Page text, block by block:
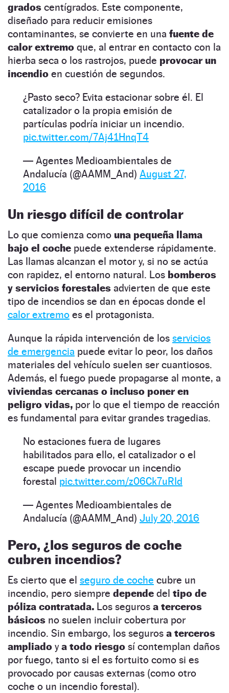
grados centígrados. Este componente,
diseñado para reducir emisiones
contaminantes, se convierte en una fuente de
calor extremo que, al entrar en contacto con la
hierba seca o los rastrojos, puede provocar un
incendio en cuestión de segundos.
¿Pasto seco? Evita estacionar sobre él. El
catalizador o la propia emisión de
partículas podría iniciar un incendio.
pic.twitter.com/7Aj41HnqT4
— Agentes Medioambientales de
Andalucía (@AAMM_And) August 27,
2016
Un riesgo difícil de controlar
Lo que comienza como una pequeña llama
bajo el coche puede extenderse rápidamente.
Las llamas alcanzan el motor y, si no se actúa
con rapidez, el entorno natural. Los bomberos
y servicios forestales advierten de que este
tipo de incendios se dan en épocas donde el
calor extremo es el protagonista.
Aunque la rápida intervención de los servicios
de emergencia puede evitar lo peor, los daños
materiales del vehículo suelen ser cuantiosos.
Además, el fuego puede propagarse al monte, a
viviendas cercanas o incluso poner en
peligro vidas, por lo que el tiempo de reacción
es fundamental para evitar grandes tragedias.
No estaciones fuera de lugares
habilitados para ello, el catalizador o el
escape puede provocar un incendio
forestal pic.twitter.com/z06Ck7uRId
— Agentes Medioambientales de
Andalucía (@AAMM_And) July 20, 2016
Pero, ¿los seguros de coche
cubren incendios?
Es cierto que el seguro de coche cubre un
incendio, pero siempre depende del tipo de
póliza contratada. Los seguros a terceros
básicos no suelen incluir cobertura por
incendio. Sin embargo, los seguros a terceros
ampliado ya todo riesgo sí contemplan daños
por fuego, tanto si el es fortuito como si es
provocado por causas externas (como otro
coche o un incendio forestal).